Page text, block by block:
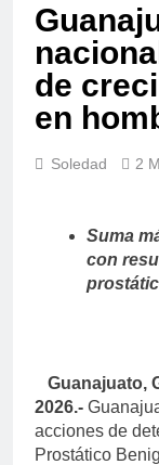
de
en
Soledad 2
Suma
con
Guanajuato,
2026.-
acciones de
Prostático